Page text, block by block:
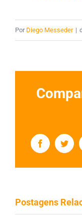
Por Diego Messeder |
Facebook
Postagens